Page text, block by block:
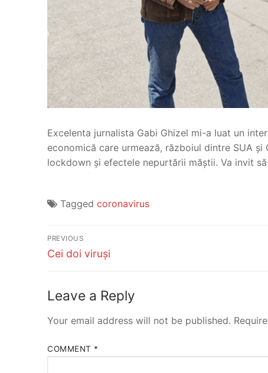
Excelenta jurnalista Gabi Ghizel mi-a luat un
economică care urmează, războiul dintre SUA
lockdown și efectele nepurtării măștii. Va invit
Tagged coronavirus
Post
navigation
PREVIOUS
Previous
Cei doi viruși
Leave a Reply
Your email address will not be published.
COMMENT *